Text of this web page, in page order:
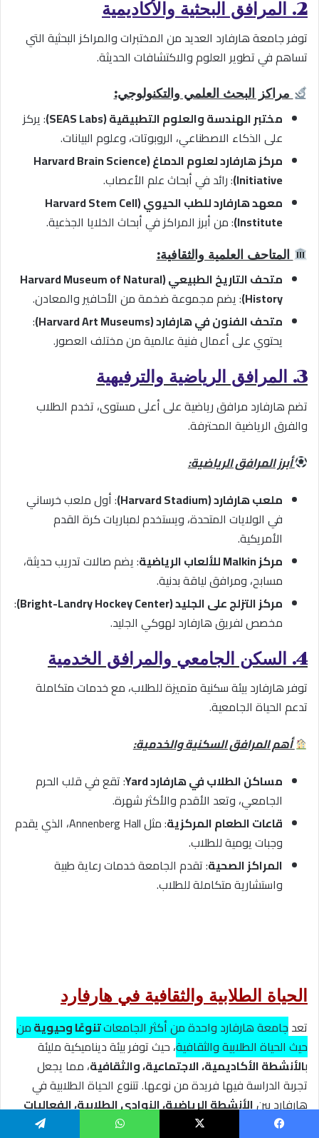
2. المرافق البحثية والأكاديمية
توفر جامعة هارفارد العديد من المختبرات والمراكز البحثية التي
تساهم في تطوير العلوم والاكتشافات الحديثة.
مراكز البحث العلمي والتكنولوجي:
مختبر الهندسة والعلوم التطبيقية (SEAS Labs)
: يركز
على الذكاء الاصطناعي، الروبوتات، وعلوم البيانات.
مركز هارفارد لعلوم الدماغ (Harvard Brain Science
Initiative) : رائد في أبحاث علم الأعصاب.
معهد هارفارد للطب الحيوي (Harvard Stem Cell
Institute) : من أبرز المراكز في أبحاث الخلايا الجذعية.
المتاحف العلمية والثقافية:
متحف التاريخ الطبيعي (Harvard Museum of Natural
History) : يضم مجموعة ضخمة من الأحافير والمعادن.
متحف الفنون في هارفارد (Harvard Art Museums)
:
يحتوي على أعمال فنية عالمية من مختلف العصور.
3. المرافق الرياضية والترفيهية
تضم هارفارد مرافق رياضية على أعلى مستوى، تخدم الطلاب
والفرق الرياضية المحترفة.
أبرز المرافق الرياضية:
ملعب هارفارد (Harvard Stadium)
: أول ملعب خرساني
في الولايات المتحدة، ويستخدم لمباريات كرة القدم
الأمريكية.
مركز Malkin للألعاب الرياضية
: يضم صالات تدريب حديثة،
مسابح، ومرافق لياقة بدنية.
مركز التزلج على الجليد (Bright-Landry Hockey Center)
:
مخصص لفريق هارفارد لهوكي الجليد.
4. السكن الجامعي والمرافق الخدمية
توفر هارفارد بيئة سكنية متميزة للطلاب، مع خدمات متكاملة
تدعم الحياة الجامعية.
أهم المرافق السكنية والخدمية:
مساكن الطلاب في هارفارد Yard
: تقع في قلب الحرم
الجامعي، وتعد الأقدم والأكثر شهرة.
قاعات الطعام المركزية
: مثل Annenberg Hall، الذي يقدم
وجبات يومية للطلاب.
المراكز الصحية: تقدم الجامعة خدمات رعاية طبية
واستشارية متكاملة للطلاب.
الحياة الطلابية والثقافية في هارفارد
تعد جامعة هارفارد واحدة من أكثر الجامعاتتنوعًا وحيويةمن
حيث الحياة الطلابية والثقافية، حيث توفر بيئة ديناميكية مليئة
بالأنشطة الأكاديمية، الاجتماعية، والثقافية، مما يجعل
تجربة الدراسة فيها فريدة من نوعها. تتنوع الحياة الطلابية في
هارفارد بينالأنشطة الرياضية، النوادي الطلابية، الفعاليات
الثقافية، والتقاليد العريقة
التي تجمع الطلاب من مختلف